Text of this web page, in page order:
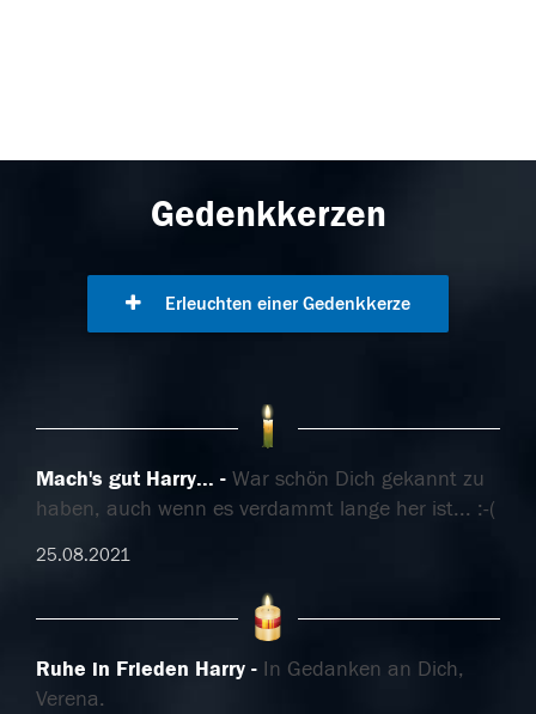
Gedenkkerzen
Erleuchten einer Gedenkkerze
Mach's gut Harry...
War schön Dich gekannt zu
haben, auch wenn es verdammt lange her ist... :-(
25.08.2021
Ruhe in Frieden Harry
In Gedanken an Dich,
Verena.